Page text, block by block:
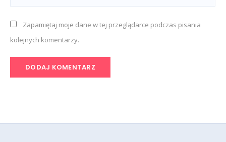
Zapamiętaj moje dane w tej przeglądarce podczas pisania
kolejnych komentarzy.